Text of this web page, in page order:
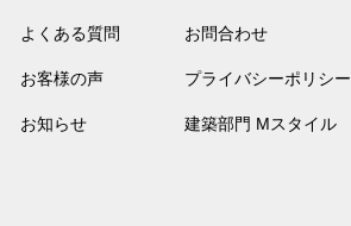
よくある質問
お客様の声
お知らせ
お問合わせ
プライバシーポリシー
建築部門 Mスタイル